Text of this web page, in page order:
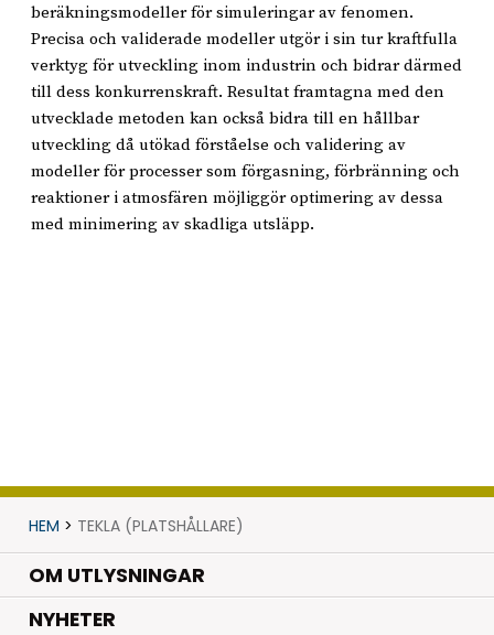
beräkningsmodeller för simuleringar av fenomen.
Precisa och validerade modeller utgör i sin tur kraftfulla
verktyg för utveckling inom industrin och bidrar därmed
till dess konkurrenskraft. Resultat framtagna med den
utvecklade metoden kan också bidra till en hållbar
utveckling då utökad förståelse och validering av
modeller för processer som förgasning, förbränning och
reaktioner i atmosfären möjliggör optimering av dessa
med minimering av skadliga utsläpp.
HEM > TEKLA (PLATSHÅLLARE)
OM UTLYSNINGAR
NYHETER.